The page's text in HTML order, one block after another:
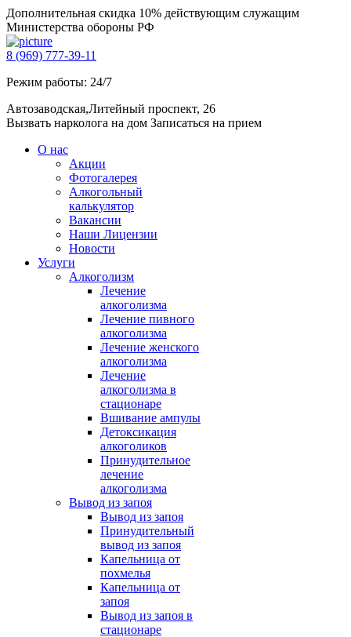
Дополнительная скидка 10% действующим служащим
Министерства обороны РФ
8 (969) 777-39-11
Режим работы: 24/7
Автозаводская,Литейный проспект, 26
Вызвать нарколога на дом Записаться на прием
О нас
Акции
Фотогалерея
Алкогольный
калькулятор
Вакансии
Наши Лицензии
Новости
Услуги
Алкоголизм
Лечение
алкоголизма
Лечение пивного
алкоголизма
Лечение женского
алкоголизма
Лечение
алкоголизма в
стационаре
Вшивание ампулы
Детоксикация
алкоголиков
Принудительное
лечение
алкоголизма
Вывод из запоя
Вывод из запоя
Принудительный
вывод из запоя
Капельница от
похмелья
Капельница от
запоя
Вывод из запоя в
стационаре